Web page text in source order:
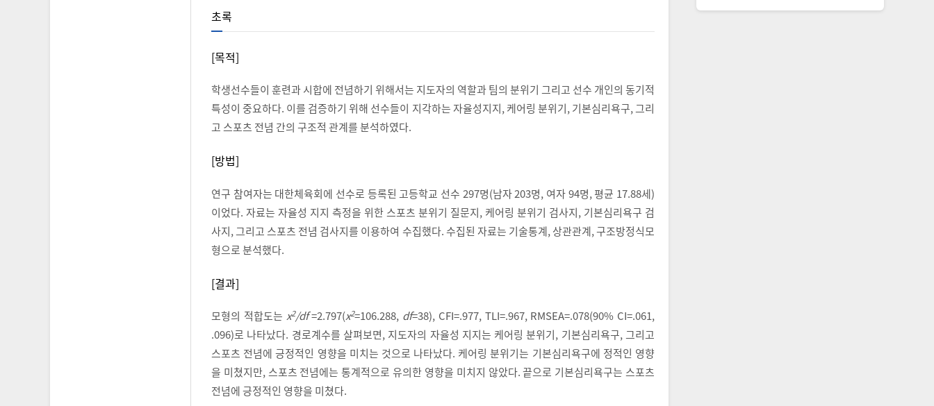
초록
[목적]
학생선수들이 훈련과 시합에 전념하기 위해서는 지도자의 역할과 팀의 분위기 그리고 선수 개인의 동기적
특성이 중요하다. 이를 검증하기 위해 선수들이 지각하는 자율성지지, 케어링 분위기, 기본심리욕구, 그리
고 스포츠 전념 간의 구조적 관계를 분석하였다.
[방법]
연구 참여자는 대한체육회에 선수로 등록된 고등학교 선수 297명(남자 203명, 여자 94명, 평균 17.88세)
이었다. 자료는 자율성 지지 측정을 위한 스포츠 분위기 질문지, 케어링 분위기 검사지, 기본심리욕구 검
사지, 그리고 스포츠 전념 검사지를 이용하여 수집했다. 수집된 자료는 기술통계, 상관관계, 구조방정식모
형으로 분석했다.
[결과]
모형의 적합도는 x2/df=2.797(x2=106.288, df=38), CFI=.977, TLI=.967, RMSEA=.078(90% CI=.061,
.096)로 나타났다. 경로계수를 살펴보면, 지도자의 자율성 지지는 케어링 분위기, 기본심리욕구, 그리고
스포츠 전념에 긍정적인 영향을 미치는 것으로 나타났다. 케어링 분위기는 기본심리욕구에 정적인 영향
을 미쳤지만, 스포츠 전념에는 통계적으로 유의한 영향을 미치지 않았다. 끝으로 기본심리욕구는 스포츠
전념에 긍정적인 영향을 미쳤다.